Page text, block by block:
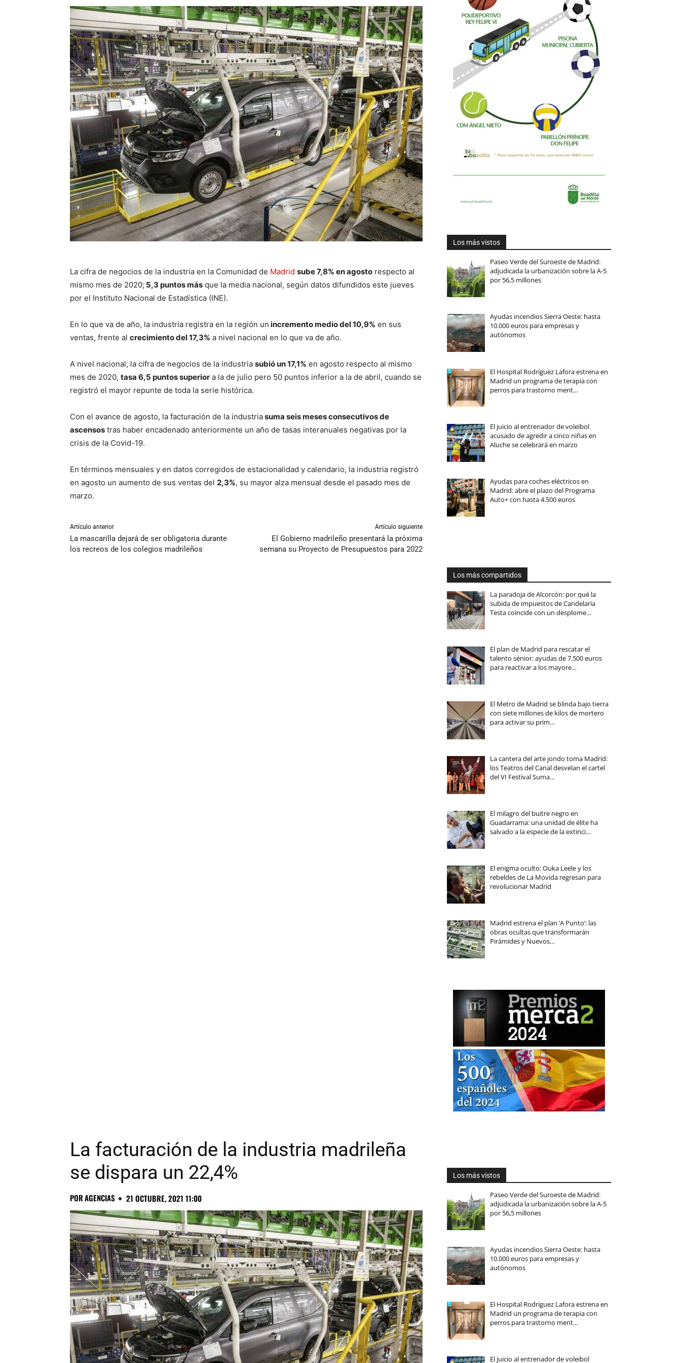
La cifra de negocios de la industria en la Comunidad de Madrid sube 7,8% en agosto respecto al
mismo mes de 2020; 5,3 puntos más que la media nacional, según datos difundidos este jueves
por el Instituto Nacional de Estadística (INE).
En lo que va de año, la industria registra en la región un incremento medio del 10,9% en sus
ventas, frente al crecimiento del 17,3% a nivel nacional en lo que va de año.
A nivel nacional, la cifra de negocios de la industria subió un 17,1% en agosto respecto al mismo
mes de 2020, tasa 6,5 puntos superior a la de julio pero 50 puntos inferior a la de abril, cuando se
registró el mayor repunte de toda la serie histórica.
Con el avance de agosto, la facturación de la industriasuma seis meses consecutivos de
ascensos tras haber encadenado anteriormente un año de tasas interanuales negativas por la
crisis de la Covid-19.
En términos mensuales y en datos corregidos de estacionalidad y calendario, la industria registró
en agosto un aumento de sus ventas del 2,3%, su mayor alza mensual desde el pasado mes de
marzo.
Artículo anterior
La mascarilla dejará de ser obligatoria durante
los recreos de los colegios madrileños
Artículo siguiente
El Gobierno madrileño presentará la próxima
semana su Proyecto de Presupuestos para 2022
Los más vistos
Paseo Verde del Suroeste de Madrid:
adjudicada la urbanización sobre la A-5
por 56,5 millones
Ayudas incendios Sierra Oeste: hasta
10.000 euros para empresas y
autónomos
El Hospital Rodríguez Lafora estrena en
Madrid un programa de terapia con
perros para trastorno ment…
El juicio al entrenador de voleibol
acusado de agredir a cinco niñas en
Aluche se celebrará en marzo
Ayudas para coches eléctricos en
Madrid: abre el plazo del Programa
Auto+ con hasta 4.500 euros
Los más compartidos
La paradoja de Alcorcón: por qué la
subida de impuestos de Candelaria
Testa coincide con un desplome…
El plan de Madrid para rescatar el
talento sénior: ayudas de 7.500 euros
para reactivar a los mayore…
El Metro de Madrid se blinda bajo tierra
con siete millones de kilos de mortero
para activar su prim…
La cantera del arte jondo toma Madrid:
los Teatros del Canal desvelan el cartel
del VI Festival Suma…
El milagro del buitre negro en
Guadarrama: una unidad de élite ha
salvado a la especie de la extinci…
El enigma oculto: Ouka Leele y los
rebeldes de La Movida regresan para
revolucionar Madrid
Madrid estrena el plan ‘A Punto’: las
obras ocultas que transformarán
Pirámides y Nuevos…
La facturación de la industria madrileña
se dispara un 22,4%
PORAGENCIAS 21 OCTUBRE, 2021 11:00
Los más vistos
Paseo Verde del Suroeste de Madrid:
adjudicada la urbanización sobre la A-5
por 56,5 millones
Ayudas incendios Sierra Oeste: hasta
10.000 euros para empresas y
autónomos
El Hospital Rodríguez Lafora estrena en
Madrid un programa de terapia con
perros para trastorno ment…
El juicio al entrenador de voleibol